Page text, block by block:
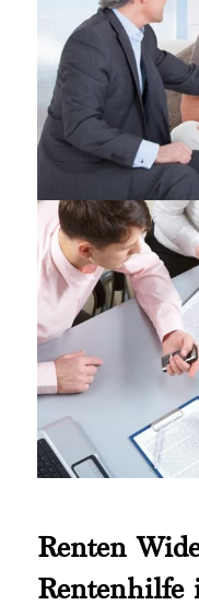
Renten
Rentenhilfe